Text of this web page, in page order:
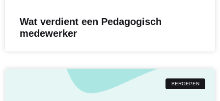
Wat verdient een Pedagogisch
medewerker
BEROEPEN